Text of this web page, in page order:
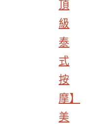
頂
級
泰
式
按
摩】
美